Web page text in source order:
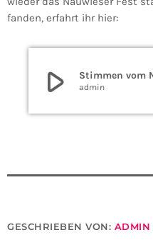
fanden, erfahrt ihr hier:
play_arrow Stimmen vom
admin
GESCHRIEBEN VON: ADMIN